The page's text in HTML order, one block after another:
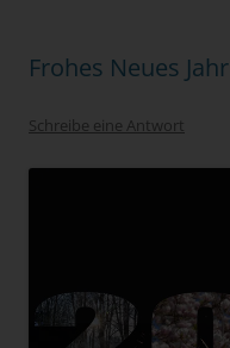
Frohes Neues Jahr
Schreibe eine Antwort